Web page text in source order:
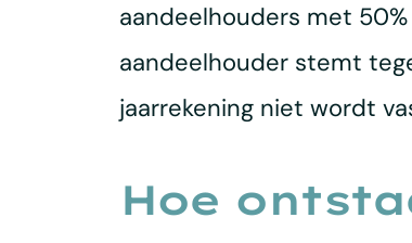
aandeelhouders met
aandeelhouder stemt
jaarrekening niet wordt
Hoe